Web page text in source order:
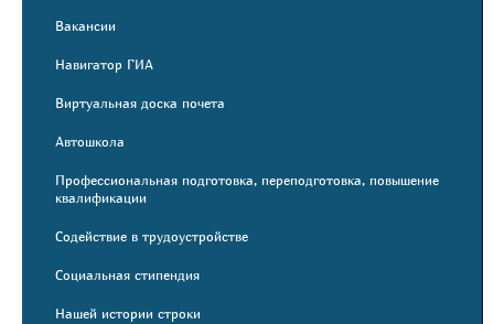
Вакансии
Навигатор ГИА
Виртуальная доска почета
Автошкола
Профессиональная подготовка, переподготовка, повышение
квалификации
Содействие в трудоустройстве
Социальная стипендия
Нашей истории строки